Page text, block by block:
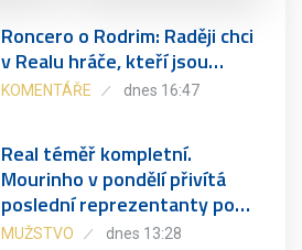
Roncero o Rodrim: Raději chci
v Realu hráče, kteří jsou…
KOMENTÁŘE dnes 16:47
Real téměř kompletní.
Mourinho v pondělí přivítá
poslední reprezentanty po…
MUŽSTVO dnes 13:28